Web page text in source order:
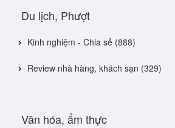
Du lịch, Phượt
Kinh nghiệm - Chia sẻ (888)
Review nhà hàng, khách sạn (329)
Văn hóa, ẩm thực